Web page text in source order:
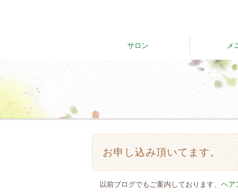
サロン メ
お申し込み頂いてます。
以前ブログでもご案内しております、 ヘア